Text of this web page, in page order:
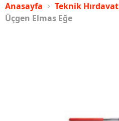
Anasayfa Teknik Hırdavat
Üçgen Elmas Eğe